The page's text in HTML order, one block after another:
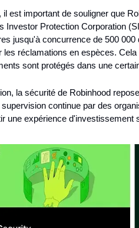
il est important de souligner que
Investor Protection Corporation
jusqu'à concurrence de 500
les réclamations en espèces.
sont protégés dans une
la sécurité de Robinhood
continue par des
une expérience d'investissement